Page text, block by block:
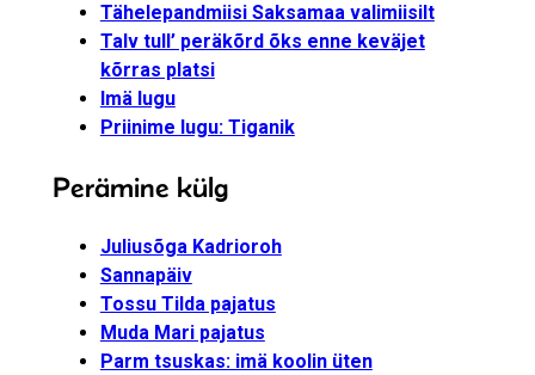
Tähelepandmiisi Saksamaa valimiisilt
Talv tull’ peräkõrd õks enne keväjet
kõrras platsi
Imä lugu
Priinime lugu: Tiganik
Perämine külg
Juliusõga Kadrioroh
Sannapäiv
Tossu Tilda pajatus
Muda Mari pajatus
Parm tsuskas: imä koolin üten